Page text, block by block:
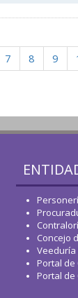
7 8 9
Concejo
Veeduría
Portal de
Portal de